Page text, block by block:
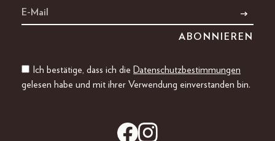
Ich bestätige, dass ich die Datenschutzbestimmungen
gelesen habe und mit ihrer Verwendung einverstanden bin.